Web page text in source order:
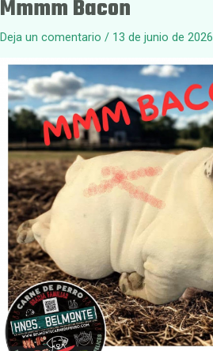
Mmmm Bacon
Deja un comentario / 13 de junio de 2026